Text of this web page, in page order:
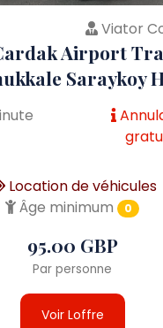
Viator
Airport
Saraykoy
Location de véhicules
Âge minimum
0
95.00 GBP
Par personne
Voir Loffre